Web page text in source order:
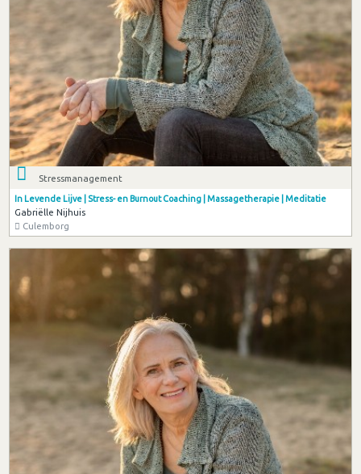
Stressmanagement
In Levende Lijve | Stress- en Burnout Coaching | Massagetherapie | Meditatie
Gabriëlle Nijhuis
Culemborg